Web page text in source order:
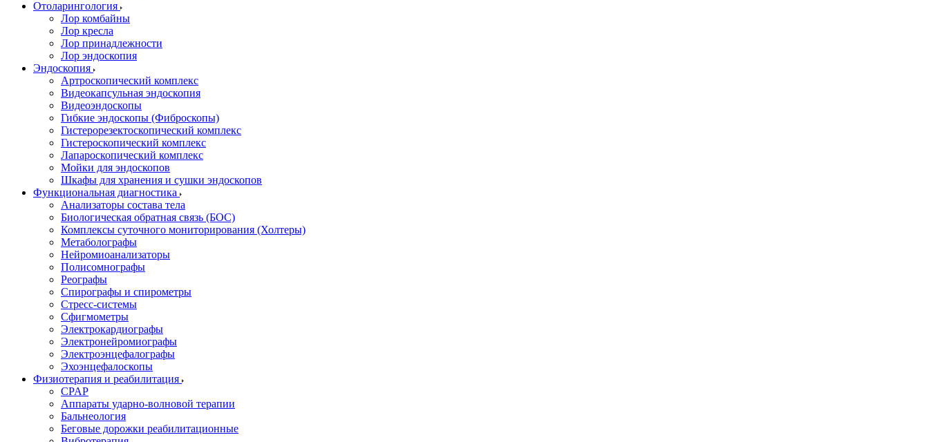
Отоларингология
Лор комбайны
Лор кресла
Лор принадлежности
Лор эндоскопия
Эндоскопия
Артроскопический комплекс
Видеокапсульная эндоскопия
Видеоэндоскопы
Гибкие эндоскопы (Фиброcкопы)
Гистерорезектоскопический комплекс
Гистероскопический комплекс
Лапароскопический комплекс
Мойки для эндоскопов
Шкафы для хранения и сушки эндоскопов
Функциональная диагностика
Анализаторы состава тела
Биологическая обратная связь (БОС)
Комплексы суточного мониторирования (Холтеры)
Метаболографы
Нейромиоанализаторы
Полисомнографы
Реографы
Спирографы и спирометры
Стресс-системы
Сфигмометры
Электрокардиографы
Электронейромиографы
Электроэнцефалографы
Эхоэнцефалоскопы
Физиотерапия и реабилитация
CPAP
Аппараты ударно-волновой терапии
Бальнеология
Беговые дорожки реабилитационные